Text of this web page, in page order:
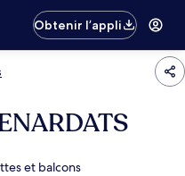
Obtenir l’appli
et balcons